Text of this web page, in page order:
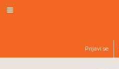
Prijavi se